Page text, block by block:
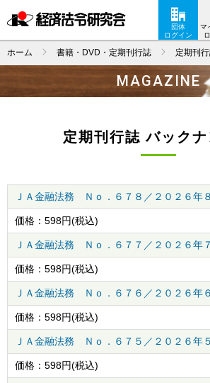
マ
団体
ログイン
ホーム 書籍・DVD・定期刊行誌 定期刊
MAGAZINE
定期刊行誌 バック
ＪＡ金融法務 Ｎｏ．６７８／２０２６年
価格： 598円(税込)
ＪＡ金融法務 Ｎｏ．６７７／２０２６年
価格： 598円(税込)
ＪＡ金融法務 Ｎｏ．６７６／２０２６年
価格： 598円(税込)
ＪＡ金融法務 Ｎｏ．６７５／２０２６年
価格： 598円(税込)